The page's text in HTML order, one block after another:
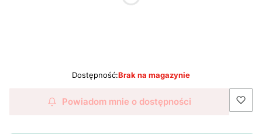
Dostępność:Brak na magazynie
Powiadom mnie o dostępności